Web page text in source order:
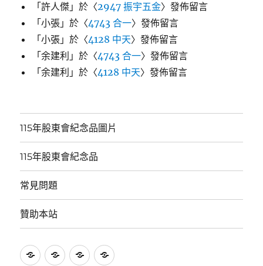
「許人傑 」於〈2947 振宇五金〉發佈留言
「小張 」於〈4743 合一〉發佈留言
「小張 」於〈4128 中天〉發佈留言
「余建利 」於〈4743 合一〉發佈留言
「余建利 」於〈4128 中天〉發佈留言
115年股東會紀念品圖片
115年股東會紀念品
常見問題
贊助本站
115
115
常
贊